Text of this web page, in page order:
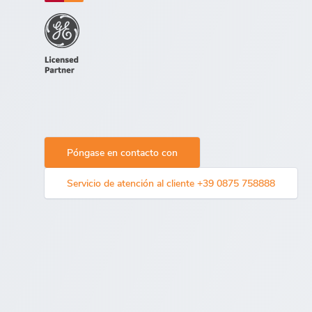
Póngase en contacto con
Servicio de atención al cliente +39 0875 758888